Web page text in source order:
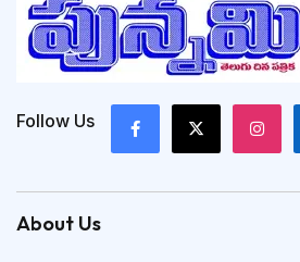
Follow Us
About Us